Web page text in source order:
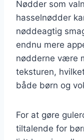
Nødder som
hasselnødder
nøddeagtig
endnu mere
nødderne være
teksturen,
både børn og
For at gøre
tiltalende for